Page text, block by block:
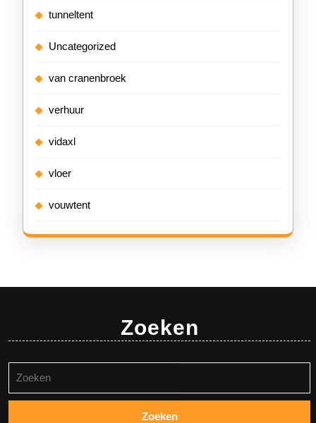
tunneltent
Uncategorized
van cranenbroek
verhuur
vidaxl
vloer
vouwtent
Zoeken
naar: